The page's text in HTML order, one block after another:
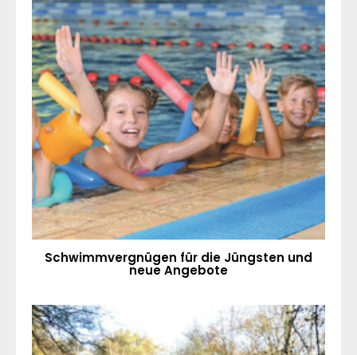
Schwimmvergnügen für die Jüngsten und
neue Angebote